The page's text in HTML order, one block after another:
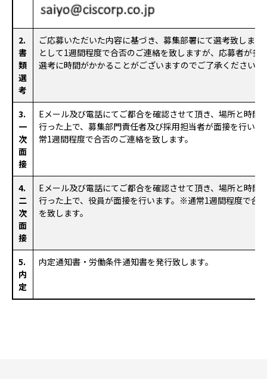
2.
書
類
選
考
ご応募いただいた内容に基づき、募集部署にて選考致します
として1週間程度で合否のご連絡を致しますが、応募者が多
選考に時間がかかることがございますのでご了承ください。
3.
一
次
面
接
Eメール及び電話にてご都合を確認させて頂き、場所と時間
行った上で、募集部門責任者及び採用担当者が面接を行いま
常1週間程度で合否のご連絡を致します。
4.
二
次
面
接
Eメール及び電話にてご都合を確認させて頂き、場所と時間
行った上で、役員が面接を行います。 ※通常1週間程度で合
を致します。
5.
内
定
内定通知書・労働条件通知書を発行致します。